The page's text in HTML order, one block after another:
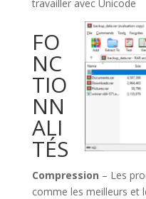
travailler avec Unicode
FO
NC
TIO
NN
ALI
TÉS
Compression – Les
comme les meilleurs et